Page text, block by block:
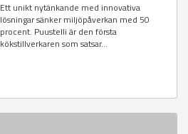
Ett unikt nytänkande med innovativa
lösningar sänker miljöpåverkan med 50
procent. Puustelli är den första
kökstillverkaren som satsar...